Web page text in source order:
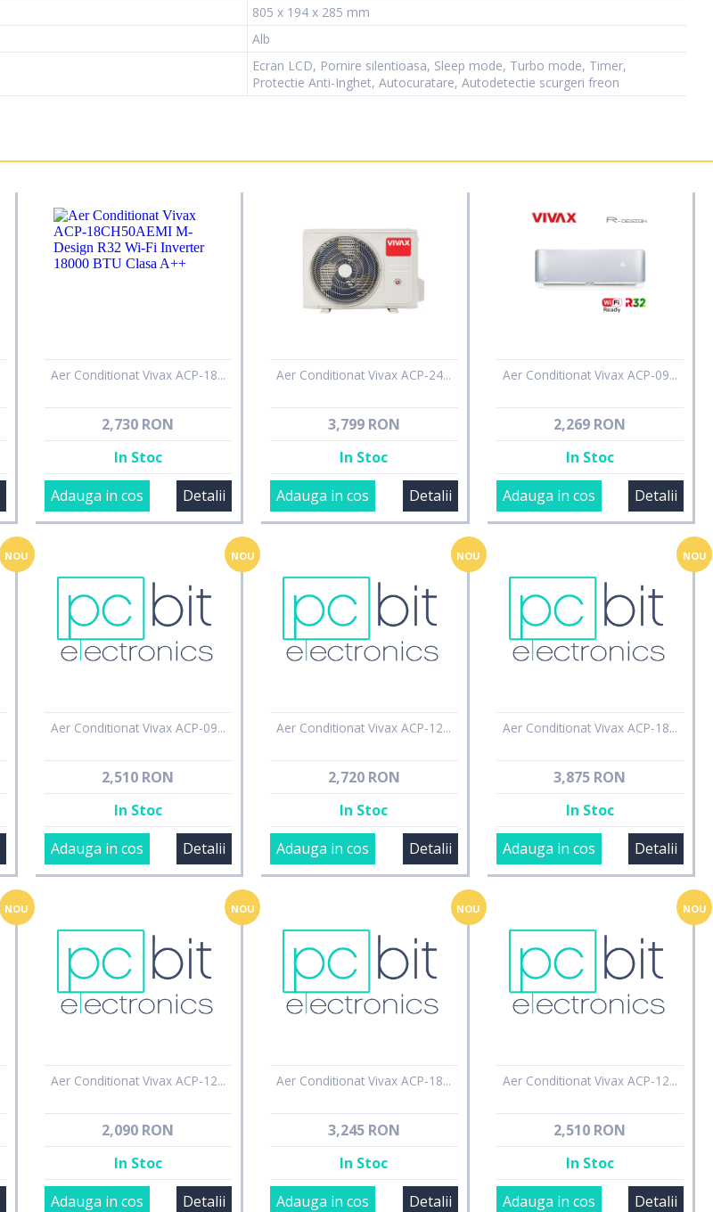
805 x 194 x 285 mm
Alb
Ecran LCD, Pornire silentioasa, Sleep mode, Turbo mode, Timer,
Protectie Anti-Inghet, Autocuratare, Autodetectie scurgeri freon
Aer Conditionat Vivax ACP-18...
2,730 RON
In Stoc
Adauga in cos
Detalii
Aer Conditionat Vivax ACP-24...
3,799 RON
In Stoc
Adauga in cos
Detalii
Aer Conditionat Vivax ACP-09...
2,269 RON
In Stoc
Adauga in cos
Detalii
NOU NOU
Aer Conditionat Vivax ACP-09...
2,510 RON
In Stoc
Adauga in cos
Detalii
NOU
Aer Conditionat Vivax ACP-12...
2,720 RON
In Stoc
Adauga in cos
Detalii
NOU
Aer Conditionat Vivax ACP-18...
3,875 RON
In Stoc
Adauga in cos
Detalii
NOU NOU
Aer Conditionat Vivax ACP-12...
2,090 RON
In Stoc
Adauga in cos
Detalii
NOU
Aer Conditionat Vivax ACP-18...
3,245 RON
In Stoc
Adauga in cos
Detalii
NOU
Aer Conditionat Vivax ACP-12...
2,510 RON
In Stoc
Adauga in cos
Detalii